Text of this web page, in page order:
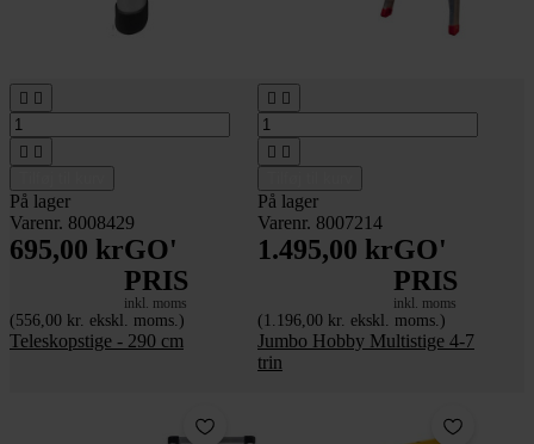
 
 
På lager
Varenr. 8008429
695,00 krGO'
PRIS
inkl. moms
(556,00 kr. ekskl. moms.)
Teleskopstige - 290 cm
 
 
På lager
Varenr. 8007214
1.495,00 krGO'
PRIS
inkl. moms
(1.196,00 kr. ekskl. moms.)
Jumbo Hobby Multistige 4-7
trin